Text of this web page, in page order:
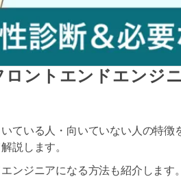
ロントエンドエンジ
ている人・向いていない人の特
説します。
ンジニアになる方法も紹介します。